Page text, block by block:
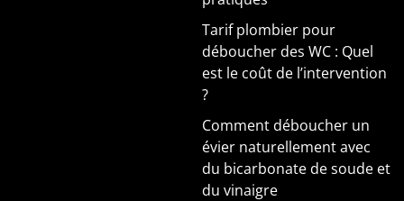
Tarif plombier pour
déboucher des WC : Quel
est le coût de l’intervention
?
Comment déboucher un
évier naturellement avec
du bicarbonate de soude et
du vinaigre